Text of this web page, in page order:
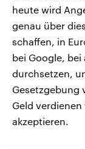
heute wird
genau über
schaffen, in
bei Google, bei
durchsetzen,
Gesetzgebung
Geld
akzeptieren.